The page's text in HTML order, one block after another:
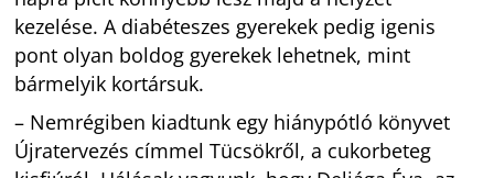
kezelése. A diabéteszes gyerekek pedig igenis
pont olyan boldog gyerekek lehetnek, mint
bármelyik kortársuk.
– Nemrégiben kiadtunk egy hiánypótló könyvet
Újratervezés címmel Tücsökről, a cukorbeteg